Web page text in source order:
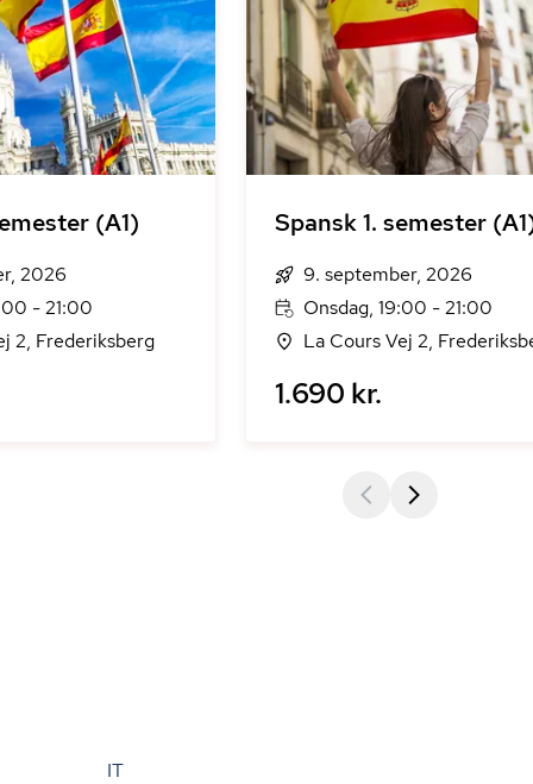
(A1)
2026
- 21:00
2, Frederiksberg
Spansk 1. semester
9. september, 2026
Onsdag, 19:00 - 21:00
La Cours Vej 2,
1.690 kr.
IT